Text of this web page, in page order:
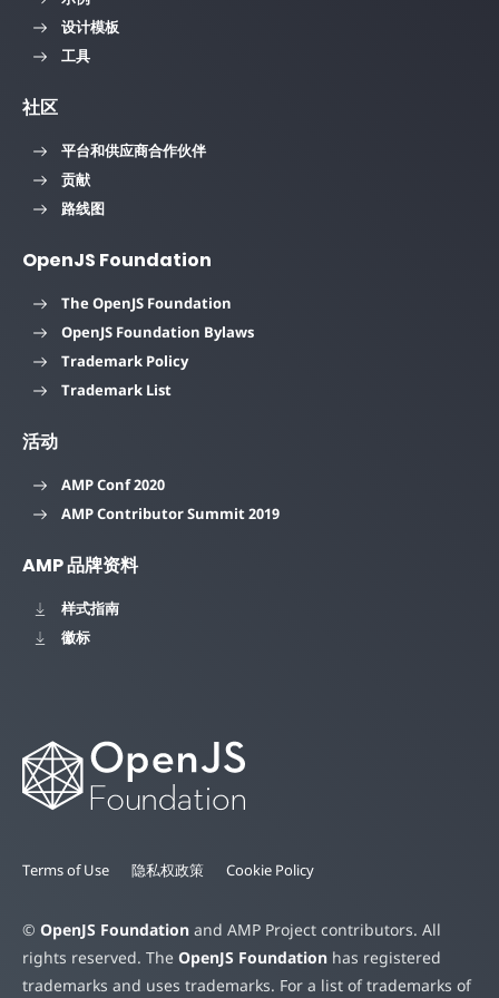
设计模板
工具
社区
平台和供应商合作伙伴
贡献
路线图
OpenJS Foundation
The OpenJS Foundation
OpenJS Foundation Bylaws
Trademark Policy
Trademark List
活动
AMP Conf 2020
AMP Contributor Summit 2019
AMP 品牌资料
样式指南
徽标
Terms of Use 隐私权政策 Cookie Policy
© OpenJS Foundation and AMP Project contributors. All
rights reserved. The OpenJS Foundation has registered
trademarks and uses trademarks. For a list of trademarks of